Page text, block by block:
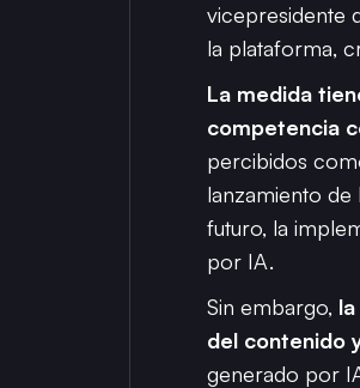
vicepresidente
la plataforma,
La medida
competencia
percibidos
lanzamiento
futuro, la
por IA​.
Sin embargo,
del contenido
generado por